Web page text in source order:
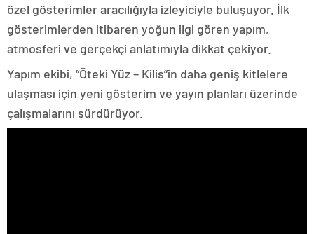
özel gösterimler aracılığıyla izleyiciyle buluşuyor. İlk
gösterimlerden itibaren yoğun ilgi gören yapım,
atmosferi ve gerçekçi anlatımıyla dikkat çekiyor.
Yapım ekibi, “Öteki Yüz – Kilis”in daha geniş kitlelere
ulaşması için yeni gösterim ve yayın planları üzerinde
çalışmalarını sürdürüyor.